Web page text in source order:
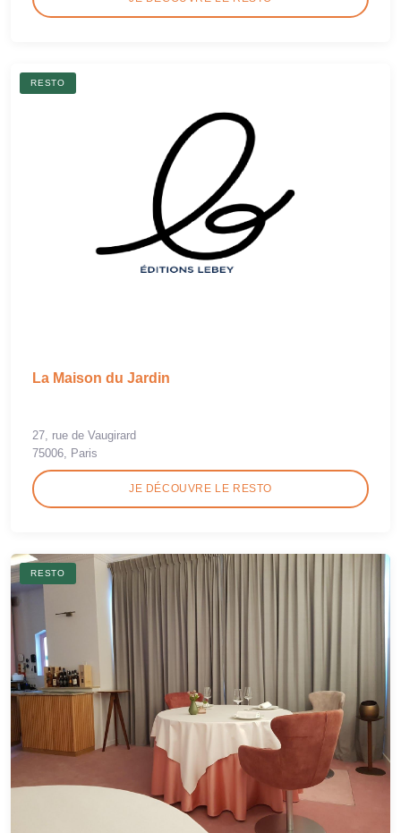
RESTO
La Maison du Jardin
27, rue de Vaugirard
75006, Paris
JE DÉCOUVRE LE RESTO
RESTO